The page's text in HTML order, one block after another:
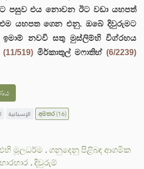
පසුව එය නොවන ඊට වඩා යහපත්
යහපත ගෙන එනු. ඔබේ දිවුරුමට
නවවි සතු මුස්ලිම්හි විග්රහය
(11/519) මිර්කාතුල් මෆාතිහ් (6/2239)
الإسبانية අමතර(16)
මූලධර්ම .ගනුදෙනු පිළිබඳ ආගමික
.දිවුරුම්